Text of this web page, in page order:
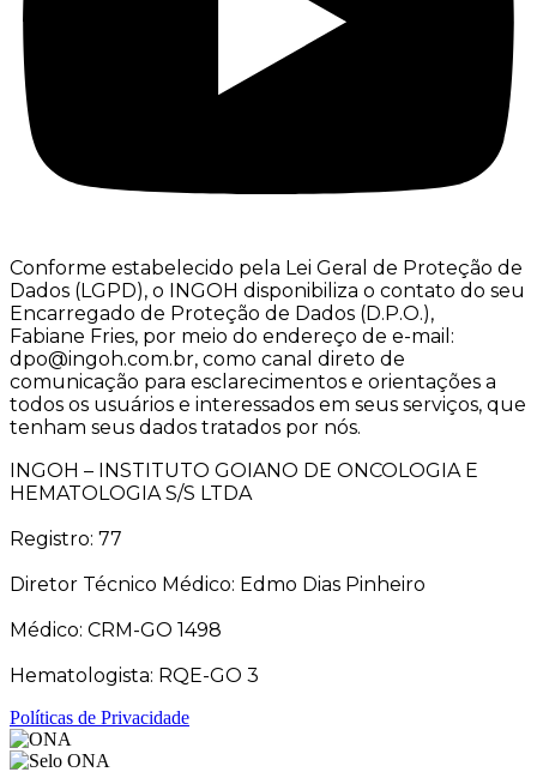
Conforme estabelecido pela Lei Geral de Proteção de
Dados (LGPD), o INGOH disponibiliza o contato do seu
Encarregado de Proteção de Dados (D.P.O.),
Fabiane Fries, por meio do endereço de e-mail:
dpo@ingoh.com.br, como canal direto de
comunicação para esclarecimentos e orientações a
todos os usuários e interessados em seus serviços, que
tenham seus dados tratados por nós.
INGOH – INSTITUTO GOIANO DE ONCOLOGIA E
HEMATOLOGIA S/S LTDA
Registro: 77
Diretor Técnico Médico: Edmo Dias Pinheiro
Médico: CRM-GO 1498
Hematologista: RQE-GO 3
Políticas de Privacidade